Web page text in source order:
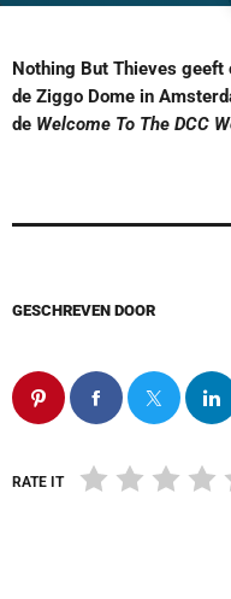
Nothing But Thieves
de Ziggo Dome in
de Welcome To The DCC
GESCHREVEN DOOR
RATE IT